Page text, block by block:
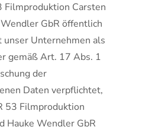
Filmproduktion Carsten
GbR öffentlich
unser Unternehmen als
gemäß Art. 17 Abs. 1
der
Daten verpflichtet,
53 Filmproduktion
Hauke Wendler GbR